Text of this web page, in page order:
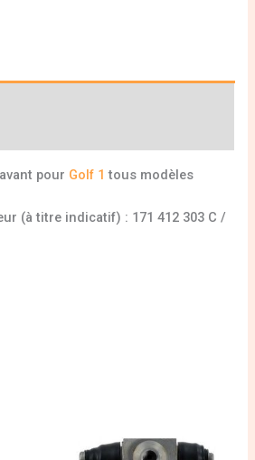
pour Golf 1 tous modèles
(à titre indicatif) : 171 412 303 C /